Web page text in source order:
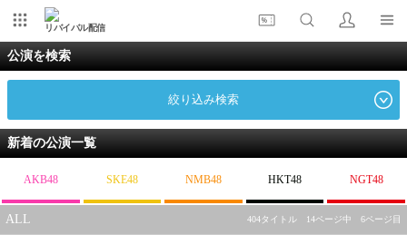
リバイバル配信
公演を検索
絞り込み検索
新着の公演一覧
AKB48 SKE48 NMB48 HKT48 NGT48
ALL 404タイトル 14ページ中 6ページ目